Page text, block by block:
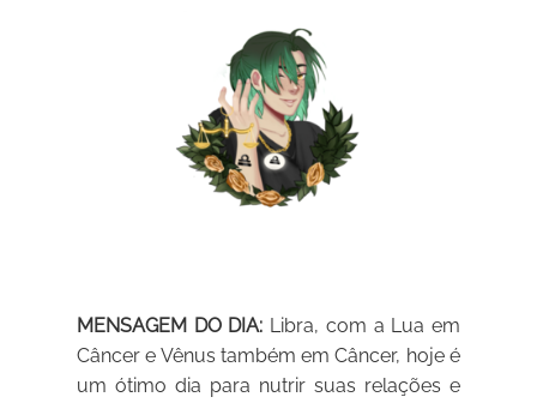
MENSAGEM DO DIA: Libra, com a Lua em
Câncer e Vênus também em Câncer, hoje é
um ótimo dia para nutrir suas relações e